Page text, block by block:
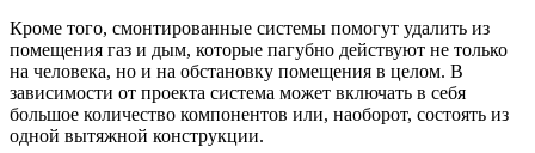
Кроме того, смонтированные системы помогут удалить из
помещения газ и дым, которые пагубно действуют не только
на человека, но и на обстановку помещения в целом. В
зависимости от проекта система может включать в себя
большое количество компонентов или, наоборот, состоять из
одной вытяжной конструкции.